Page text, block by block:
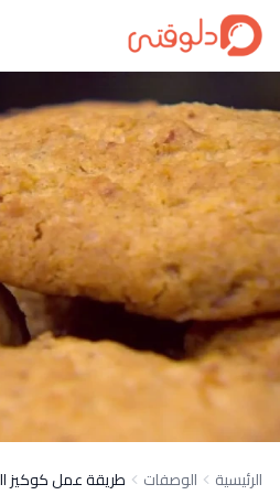
الرئيسية الوصفات طريقة عمل كوكيز